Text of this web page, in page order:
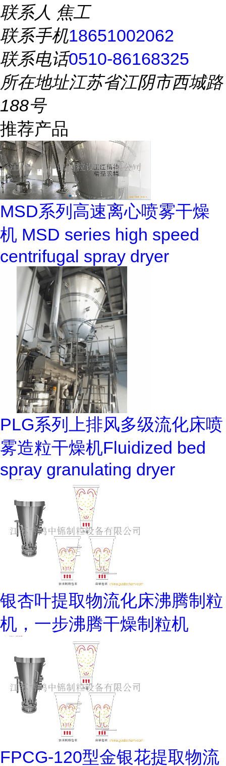
联系人 焦工
联系手机18651002062
联系电话0510-86168325
所在地址江苏省江阴市西城路
188号
推荐产品
MSD系列高速离心喷雾干燥
机 MSD series high speed
centrifugal spray dryer
PLG系列上排风多级流化床喷
雾造粒干燥机Fluidized bed
spray granulating dryer
银杏叶提取物流化床沸腾制粒
机，一步沸腾干燥制粒机
FPCG-120型金银花提取物流